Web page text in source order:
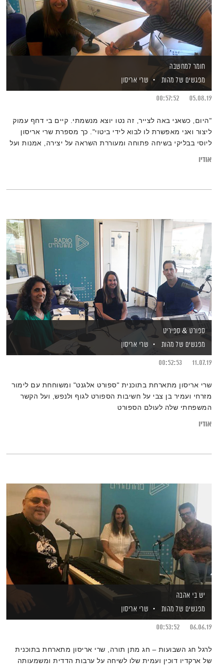
חומר למחשבה
מפגשים של מהות
שרי אריסון
05.08.19
00:57:52
"היום, כשאני באה לצייר, זה נטו יוצא מנשמתי. קיים בי דחף עמוק
ליצור ואני מאפשרת לו לבוא לידי ביטוי". כך מספרת שרי אריסון
ליוסי בבליקי בשיחה פתוחה ומעוררת השראה על יצירה, אמנות ועל
אודיו
ספורט & ספיריט
מפגשים של מהות
שרי אריסון
11.07.19
00:52:53
שרי אריסון מתארחת בתוכנית "ספורט אלגנט" ומשוחחת עם לימור
מזרחי ועמיר בן צבי על חשיבות הספורט לגוף ולנפש, ועל הקשר
המשפחתי שלה לעולם הספורט
אודיו
יש בי אהבה
מפגשים של מהות
שרי אריסון
06.06.19
00:53:52
לרגל חג השבועות – חג מתן תורה, שרי אריסון מתארחת בתוכנית
של ארקדיו דוכין ועמית שלו לשיחה על ערבות הדדית ומשמעותה